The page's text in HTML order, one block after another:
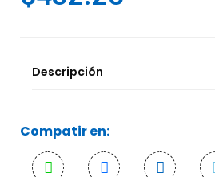
Descripción
Compatir en: